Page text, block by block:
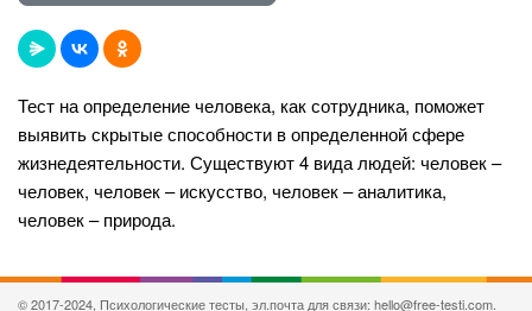
Тест на определение человека, как сотрудника, поможет
выявить скрытые способности в определенной сфере
жизнедеятельности. Существуют 4 вида людей: человек –
человек, человек – искусство, человек – аналитика,
человек – природа.
© 2017-2024, Психологические тесты, эл.почта для связи: hello@free-testi.com.